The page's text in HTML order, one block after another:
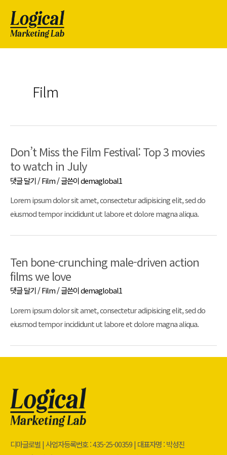
Film
Don’t Miss the Film Festival: Top 3 movies
to watch in July
댓글 달기/Film/ 글쓴이demaglobal1
Lorem ipsum dolor sit amet, consectetur adipisicing elit, sed do
eiusmod tempor incididunt ut labore et dolore magna aliqua.
Ten bone-crunching male-driven action
films we love
댓글 달기/Film/ 글쓴이demaglobal1
Lorem ipsum dolor sit amet, consectetur adipisicing elit, sed do
eiusmod tempor incididunt ut labore et dolore magna aliqua.
디마글로벌 | 사업자등록번호 : 435-25-00359 | 대표자명 : 박성진